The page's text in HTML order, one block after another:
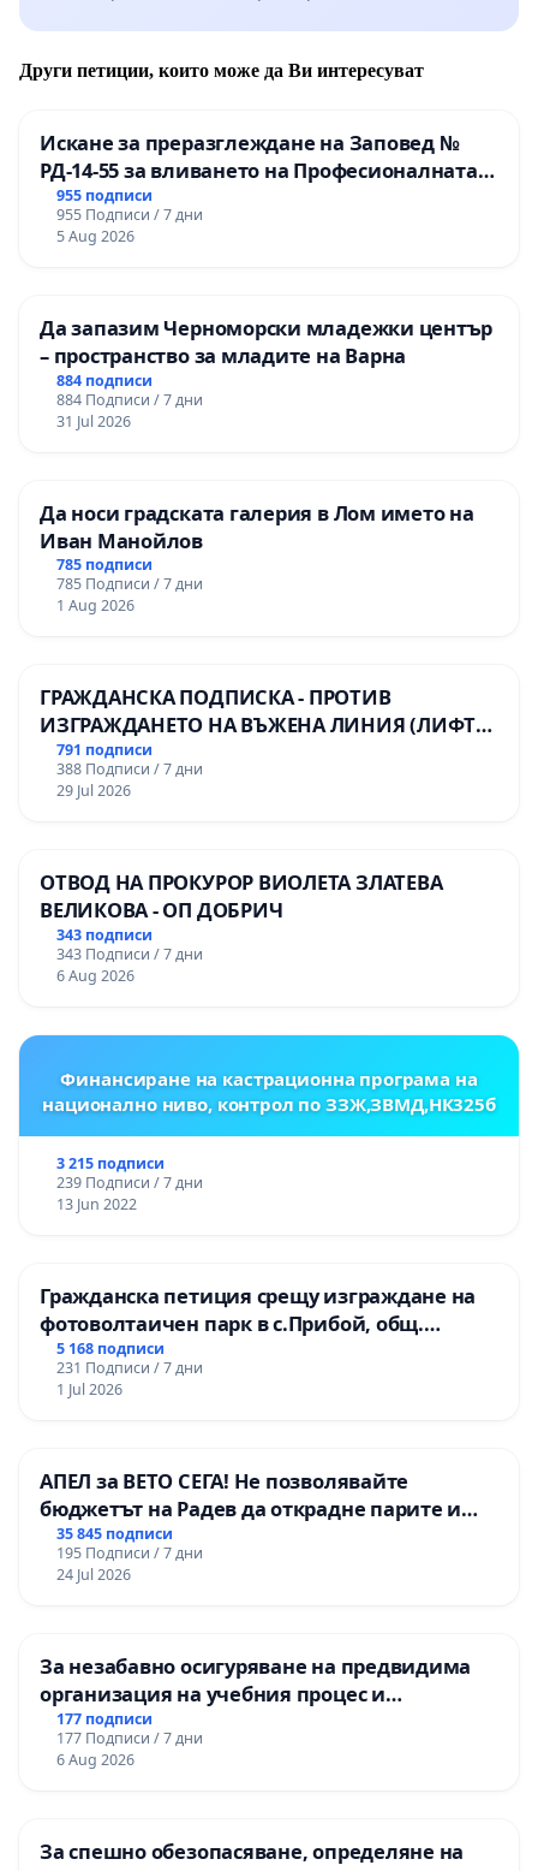
Други петиции, които може да Ви интересуват
Искане за преразглеждане на Заповед №
РД-14-55 за вливането на Професионалната
гимназия по промишлени технологии в
Професионалната гимназия по икономика и
мениджмънт – гр. Пазарджик
955 подписи
955 Подписи / 7 дни
5 Aug 2026
Да запазим Черноморски младежки център
– пространство за младите на Варна
884 подписи
884 Подписи / 7 дни
31 Jul 2026
Да носи градската галерия в Лом името на
Иван Манойлов
785 подписи
785 Подписи / 7 дни
1 Aug 2026
ГРАЖДАНСКА ПОДПИСКА - ПРОТИВ
ИЗГРАЖДАНЕТО НА ВЪЖЕНА ЛИНИЯ (ЛИФТ)
НА ТЕРИТОРИЯТА НА ПРИРОДНА
ЗАБЕЛЕЖИТЕЛНОСТ „ХЪЛМ НА
ОСВОБОДИТЕЛИТЕ“ (БУНАРДЖИК)
791 подписи
388 Подписи / 7 дни
29 Jul 2026
ОТВОД НА ПРОКУРОР ВИОЛЕТА ЗЛАТЕВА
ВЕЛИКОВА - ОП ДОБРИЧ
343 подписи
343 Подписи / 7 дни
6 Aug 2026
Финансиране на кастрационна програма на
национално ниво, контрол по ЗЗЖ,ЗВМД,НК325б
3 215 подписи
239 Подписи / 7 дни
13 Jun 2022
Гражданска петиция срещу изграждане на
фотоволтаичен парк в с.Прибой, общ.
Радомир
5 168 подписи
231 Подписи / 7 дни
1 Jul 2026
АПЕЛ за ВЕТО СЕГА! Не позволявайте
бюджетът на Радев да открадне парите и
правата ни в тъмното
35 845 подписи
195 Подписи / 7 дни
24 Jul 2026
За незабавно осигуряване на предвидима
организация на учебния процес и
гарантиране на правото на равнопоставено
и качествено образование на учениците от
ОУ „Княз Александър I“ и Хуманитарна
177 подписи
177 Подписи / 7 дни
6 Aug 2026
За спешно обезопасяване, определяне на